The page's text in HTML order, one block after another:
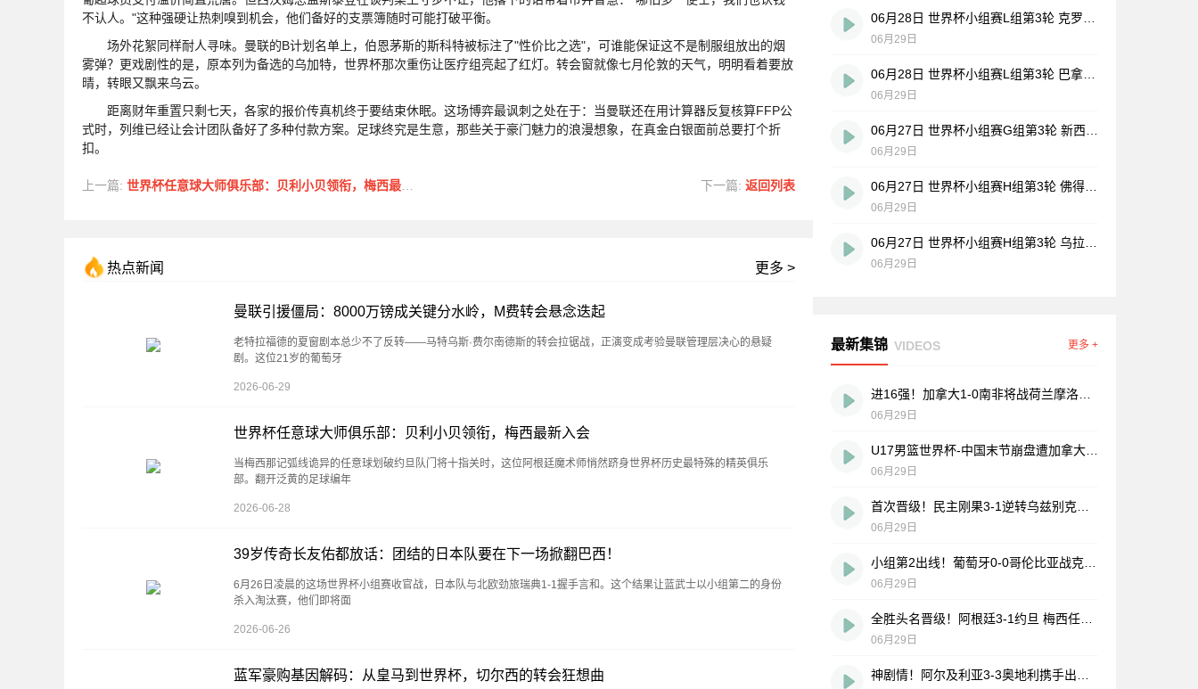
不认人。"这种强硬让热刺嗅到机会，他们备好的支票簿随时可能打破平衡。
场外花絮同样耐人寻味。曼联的B计划名单上，伯恩茅斯的斯科特被标注了"性价比之选"，可谁能保证这不是制服组放出的烟
雾弹？更戏剧性的是，原本列为备选的乌加特，世界杯那次重伤让医疗组亮起了红灯。转会窗就像七月伦敦的天气，明明看着要放
晴，转眼又飘来乌云。
距离财年重置只剩七天，各家的报价传真机终于要结束休眠。这场博弈最讽刺之处在于：当曼联还在用计算器反复核算FFP公
式时，列维已经让会计团队备好了多种付款方案。足球终究是生意，那些关于豪门魅力的浪漫想象，在真金白银面前总要打个折
扣。
上一篇: 世界杯任意球大师俱乐部：贝利小贝领衔，梅西最新入会 下一篇: 返回列表
热点新闻 更多 >
曼联引援僵局：8000万镑成关键分水岭，M费转会悬念迭起
老特拉福德的夏窗剧本总少不了反转——马特乌斯·费尔南德斯的转会拉锯战，正演变成考验曼联管理层决心的悬疑
剧。这位21岁的葡萄牙
2026-06-29
世界杯任意球大师俱乐部：贝利小贝领衔，梅西最新入会
当梅西那记弧线诡异的任意球划破约旦队门将十指关时，这位阿根廷魔术师悄然跻身世界杯历史最特殊的精英俱乐
部。翻开泛黄的足球编年
2026-06-28
39岁传奇长友佑都放话：团结的日本队要在下一场掀翻巴西！
6月26日凌晨的这场世界杯小组赛收官战，日本队与北欧劲旅瑞典1-1握手言和。这个结果让蓝武士以小组第二的身份
杀入淘汰赛，他们即将面
2026-06-26
蓝军豪购基因解码：从皇马到世界杯，切尔西的转会狂想曲
06月29日
06月29日
06月29日
06月29日
06月29日
最新集锦 VIDEOS 更多 +
06月29日
06月29日
06月29日
06月29日
06月29日